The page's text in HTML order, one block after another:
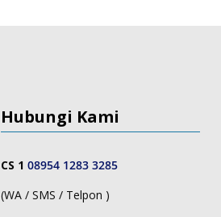
Hubungi Kami
CS 1 08954 1283 3285
(WA / SMS / Telpon )